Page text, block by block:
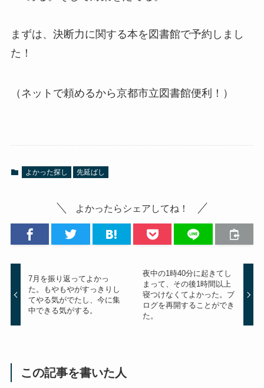
まずは、決断力に関する本を図書館で予約しまし
た！
（ネットで頼めるから京都市立図書館便利！）
よかった探し 先延ばし
よかったらシェアしてね！
7月を振り返ってよかっ
た。もやもやがすっきりし
てやる気がでたし、今に集
中できる気がする。
夜中の1時40分に起きてし
まって、その後1時間以上
寝つけなくてよかった。ブ
ログを再開することができ
た。
この記事を書いた人